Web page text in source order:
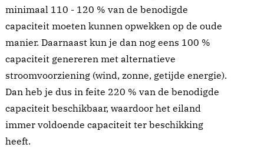
minimaal 110 - 120 % van de benodigde
capaciteit moeten kunnen opwekken op de oude
manier. Daarnaast kun je dan nog eens 100 %
capaciteit genereren met alternatieve
stroomvoorziening (wind, zonne, getijde energie).
Dan heb je dus in feite 220 % van de benodigde
capaciteit beschikbaar, waardoor het eiland
immer voldoende capaciteit ter beschikking
heeft.